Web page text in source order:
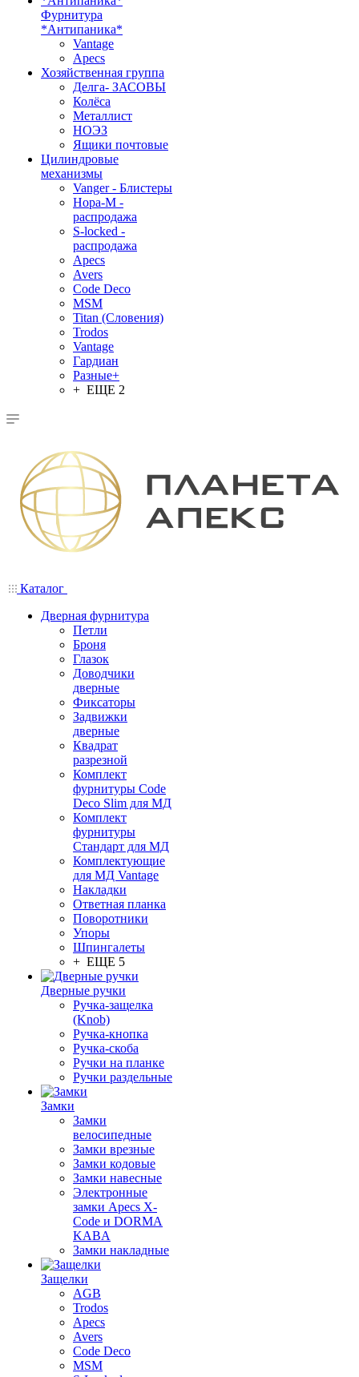
Фурнитура
*Антипаника*
Vantage
Apecs
Хозяйственная группа
Делга- ЗАСОВЫ
Колёса
Металлист
НОЭЗ
Ящики почтовые
Цилиндровые
механизмы
Vanger - Блистеры
Нора-М -
распродажа
S-locked -
распродажа
Apecs
Avers
Code Deco
MSM
Titan (Словения)
Trodos
Vantage
Гардиан
Разные+
+ ЕЩЕ 2
Каталог
Дверная фурнитура
Петли
Броня
Глазок
Доводчики
дверные
Фиксаторы
Задвижки
дверные
Квадрат
разрезной
Комплект
фурнитуры Code
Deco Slim для МД
Комплект
фурнитуры
Стандарт для МД
Комплектующие
для МД Vantage
Накладки
Ответная планка
Поворотники
Упоры
Шпингалеты
+ ЕЩЕ 5
Дверные ручки
Ручка-защелка
(Knob)
Ручка-кнопка
Ручка-скоба
Ручки на планке
Ручки раздельные
Замки
Замки
велосипедные
Замки врезные
Замки кодовые
Замки навесные
Электронные
замки Apecs X-
Code и DORMA
KABA
Замки накладные
Защелки
AGB
Trodos
Apecs
Avers
Code Deco
MSM